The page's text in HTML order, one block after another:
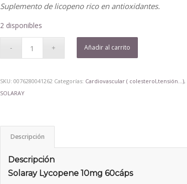
Suplemento de licopeno rico en antioxidantes.
2 disponibles
Añadir al carrito
SKU:0076280041262 Categorías: Cardiovascular ( colesterol,tensión...),
SOLARAY
Descripción
Descripción
Solaray Lycopene 10mg 60cáps